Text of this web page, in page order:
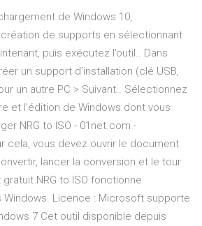
de Windows 10,
de supports en sélectionnant
puis exécutez l’outil.. Dans
un support d’installation (clé USB,
un autre PC > Suivant.. Sélectionnez
et l’édition de Windows dont vous
NRG to ISO - 01net.com -
cela, vous devez ouvrir le document
lancer la conversion et le tour
NRG to ISO fonctionne
Licence : Microsoft supporte
7 Cet outil disponible depuis